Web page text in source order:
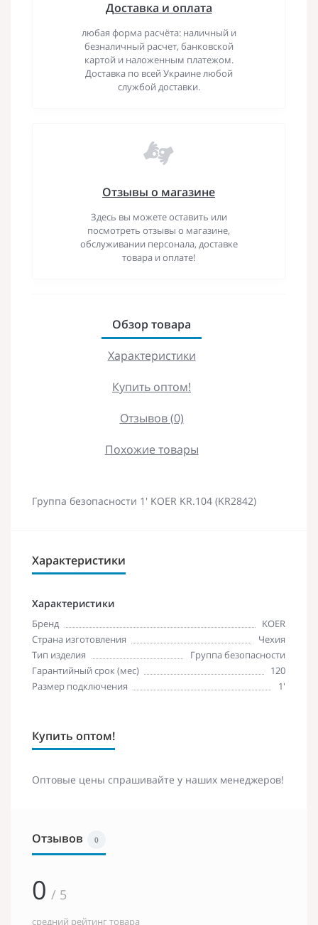
Доставка и оплата
любая форма расчёта: наличный и
безналичный расчет, банковской
картой и наложенным платежом.
Доставка по всей Украине любой
службой доставки.
Отзывы о магазине
Здесь вы можете оставить или
посмотреть отзывы о магазине,
обслуживании персонала, доставке
товара и оплате!
Обзор товара
Характеристики
Купить оптом!
Отзывов (0)
Похожие товары
Группа безопасности 1' KOER KR.104 (KR2842)
Характеристики
Характеристики
Бренд
KOER
Страна изготовления
Чехия
Тип изделия
Группа безопасности
Гарантийный срок (мес)
120
Размер подключения
1'
Купить оптом!
Оптовые цены спрашивайте у наших менеджеров!
Отзывов 0
0 / 5
средний рейтинг товара